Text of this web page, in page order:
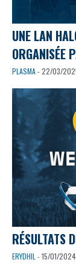
UNE LAN
ORGANISÉE
PLASMA- 22/03/2025
RÉSULTATS
ERYDHIL - 15/01/2024